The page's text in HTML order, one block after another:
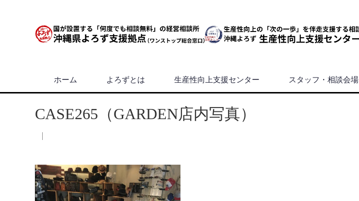
ホーム よろずとは 生産性向上支援センター スタッフ・相談会場
CASE265（GARDEN店内写真）